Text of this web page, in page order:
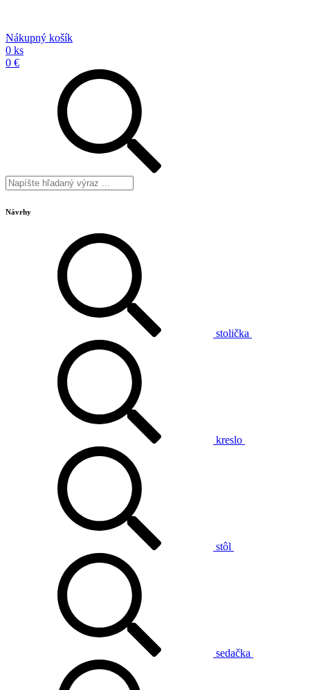
Nákupný košík
0 ks
0 €
Návrhy
stolička
kreslo
stôl
sedačka